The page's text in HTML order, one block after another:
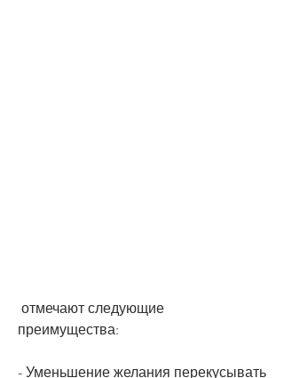
преимущества:
- Уменьшение желания перекусывать